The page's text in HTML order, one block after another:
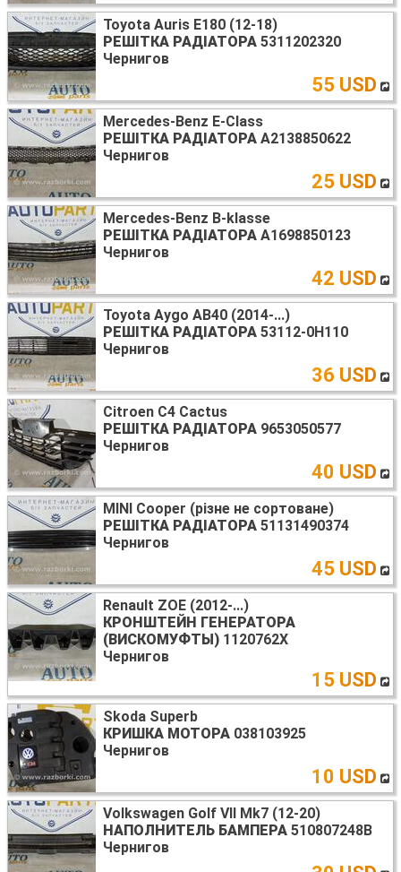
Toyota Auris E180 (12-18)
РЕШІТКА РАДІАТОРА 5311202320
Чернигов
55 USD
Mercedes-Benz E-Class
РЕШІТКА РАДІАТОРА A2138850622
Чернигов
25 USD
Mercedes-Benz B-klasse
РЕШІТКА РАДІАТОРА A1698850123
Чернигов
42 USD
Toyota Aygo AB40 (2014-...)
РЕШІТКА РАДІАТОРА 53112-0H110
Чернигов
36 USD
Citroen C4 Cactus
РЕШІТКА РАДІАТОРА 9653050577
Чернигов
40 USD
MINI Cooper (різне не сортоване)
РЕШІТКА РАДІАТОРА 51131490374
Чернигов
45 USD
Renault ZOE (2012-...)
КРОНШТЕЙН ГЕНЕРАТОРА
(ВИСКОМУФТЫ) 1120762X
Чернигов
15 USD
Skoda Superb
КРИШКА МОТОРА 038103925
Чернигов
10 USD
Volkswagen Golf VII Mk7 (12-20)
НАПОЛНИТЕЛЬ БАМПЕРА 510807248B
Чернигов